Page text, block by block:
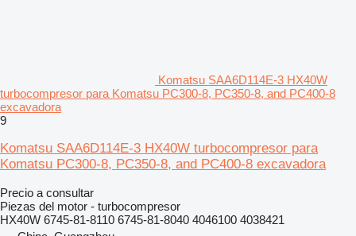
Komatsu SAA6D114E-3 HX40W
turbocompresor para Komatsu PC300-8, PC350-8, and PC400-8
excavadora
9
Komatsu SAA6D114E-3 HX40W turbocompresor para
Komatsu PC300-8, PC350-8, and PC400-8 excavadora
Precio a consultar
Piezas del motor - turbocompresor
HX40W 6745-81-8110 6745-81-8040 4046100 4038421